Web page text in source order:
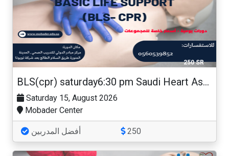
250 SR
BLS(cpr) saturday6:30 pm Saudi Heart Association
Saturday 15, August 2026
Mobader Center
أفضل المدربين 250